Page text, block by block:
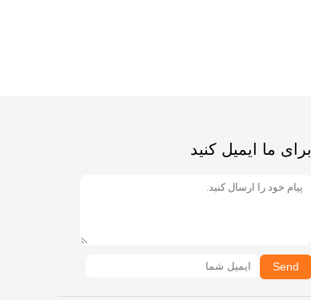
برای ما ایمیل کنید
Send